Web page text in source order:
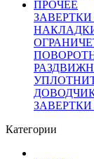
ПРОЧЕЕ
Категории